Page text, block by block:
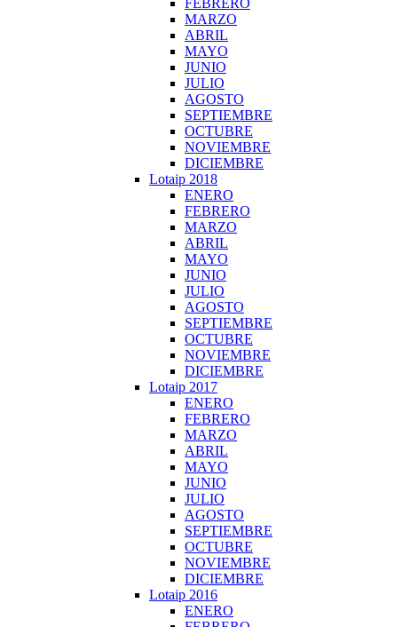
FEBRERO
MARZO
ABRIL
MAYO
JUNIO
JULIO
AGOSTO
SEPTIEMBRE
OCTUBRE
NOVIEMBRE
DICIEMBRE
Lotaip 2018
ENERO
FEBRERO
MARZO
ABRIL
MAYO
JUNIO
JULIO
AGOSTO
SEPTIEMBRE
OCTUBRE
NOVIEMBRE
DICIEMBRE
Lotaip 2017
ENERO
FEBRERO
MARZO
ABRIL
MAYO
JUNIO
JULIO
AGOSTO
SEPTIEMBRE
OCTUBRE
NOVIEMBRE
DICIEMBRE
Lotaip 2016
ENERO